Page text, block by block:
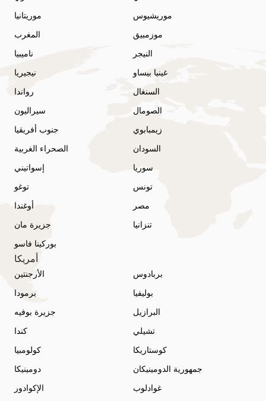
موريتانيا
موريشيوس
المغرب
موزمبيق
ناميبيا
النيجر
نيجيريا
غينيا بيساو
رواندا
السنغال
سيراليون
الصومال
جنوب أفريقيا
زيمبابوي
الصحراء الغربية
السودان
إسواتيني
سوريا
توغو
تونس
أوغندا
مصر
جزيرة مان
تنزانيا
بوركينا فاسو
أمريكا
الأرجنتين
بربادوس
برمودا
بوليفيا
جزيرة بوفيه
البرازيل
كندا
تشيلي
كولومبيا
كوستاريكا
دومينيكا
جمهورية الدومينيكان
الإكوادور
غوادلوب